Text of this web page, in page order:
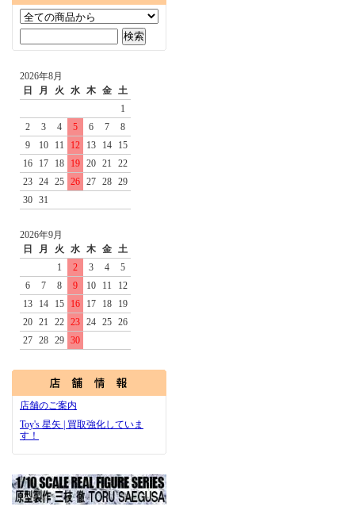
2026年8月
日
月 火 水 木 金 土
1
2
3 4 5 6 7
8
9
10 11 12 13 14
15
16
17 18 19 20 21
22
23 24 25 26 27 28 29
30 31
2026年9月
日
月 火 水 木 金 土
1
2 3 4
5
6
7 8 9 10 11
12
13
14 15 16 17 18
19
20 21 22 23 24 25 26
27 28 29 30
店舗のご案内
Toy's 星矢 | 買取強化していま
す！